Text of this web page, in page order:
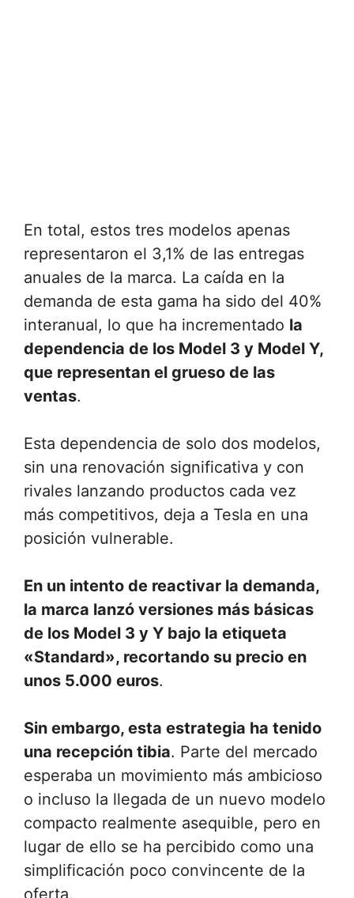
En total, estos tres modelos apenas
representaron el 3,1% de las entregas
anuales de la marca. La caída en la
demanda de esta gama ha sido del 40%
interanual, lo que ha incrementado la
dependencia de los Model 3 y Model Y,
que representan el grueso de las
ventas.
Esta dependencia de solo dos modelos,
sin una renovación significativa y con
rivales lanzando productos cada vez
más competitivos, deja a Tesla en una
posición vulnerable.
En un intento de reactivar la demanda,
la marca lanzó versiones más básicas
de los Model 3 y Y bajo la etiqueta
«Standard», recortando su precio en
unos 5.000 euros.
Sin embargo, esta estrategia ha tenido
una recepción tibia. Parte del mercado
esperaba un movimiento más ambicioso
o incluso la llegada de un nuevo modelo
compacto realmente asequible, pero en
lugar de ello se ha percibido como una
simplificación poco convincente de la
oferta.